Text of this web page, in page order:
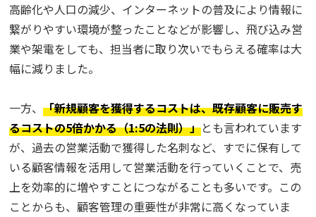
高齢化や人口の減少、インターネットの普及により情報に
繋がりやすい環境が整ったことなどが影響し、飛び込み営
業や架電をしても、担当者に取り次いでもらえる確率は大
幅に減りました。
一方、「新規顧客を獲得するコストは、既存顧客に販売す
るコストの5倍かかる（1:5の法則）」とも言われています
が、過去の営業活動で獲得した名刺など、すでに保有して
いる顧客情報を活用して営業活動を行っていくことで、売
上を効率的に増やすことにつながることも多いです。この
ことからも、顧客管理の重要性が非常に高くなっていま